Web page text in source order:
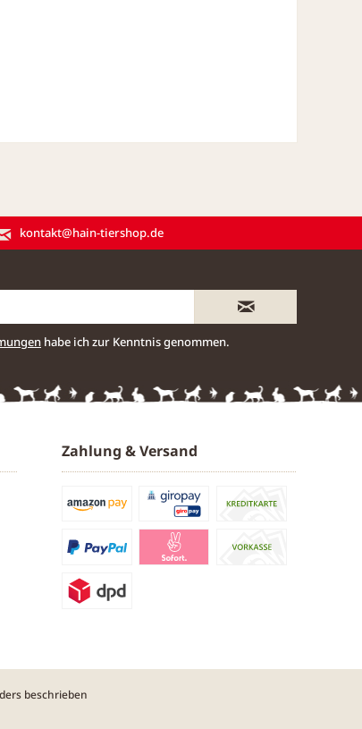
kontakt@hain-tiershop.de
habe ich zur Kenntnis genommen.
Zahlung & Versand
beschrieben